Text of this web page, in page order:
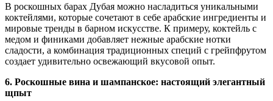
В роскошных барах Дубая можно насладиться уникальными
коктейлями, которые сочетают в себе арабские ингредиенты и
мировые тренды в барном искусстве. К примеру, коктейль с
медом и финиками добавляет нежные арабские нотки
сладости, а комбинация традиционных специй с грейпфрутом
создает удивительно освежающий вкусовой опыт.
6. Роскошные вина и шампанское: настоящий элегантный
щпыт